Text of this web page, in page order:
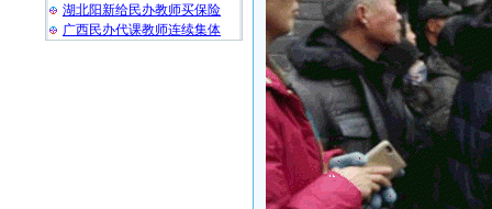
湖北阳新给民办教师买保险
广西民办代课教师连续集体